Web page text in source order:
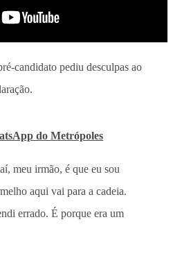
candidato pediu desculpas ao
do Metrópoles
meu irmão, é que eu sou
aqui vai para a cadeia.
errado. É porque era um